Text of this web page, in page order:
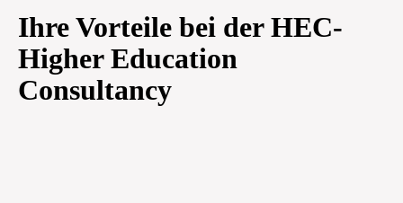
Ihre Vorteile bei der HEC-
Higher Education
Consultancy